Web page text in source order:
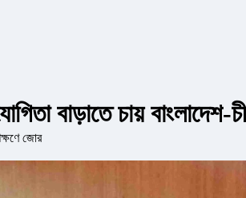
বাড়াতে চায় বাংলাদেশ-
জোর